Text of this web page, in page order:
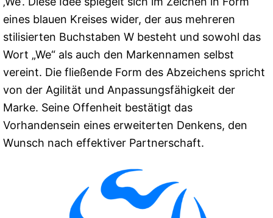
eines blauen Kreises wider, der aus mehreren
stilisierten Buchstaben W besteht und sowohl das
Wort „We“ als auch den Markennamen selbst
vereint. Die fließende Form des Abzeichens spricht
von der Agilität und Anpassungsfähigkeit der
Marke. Seine Offenheit bestätigt das
Vorhandensein eines erweiterten Denkens, den
Wunsch nach effektiver Partnerschaft.